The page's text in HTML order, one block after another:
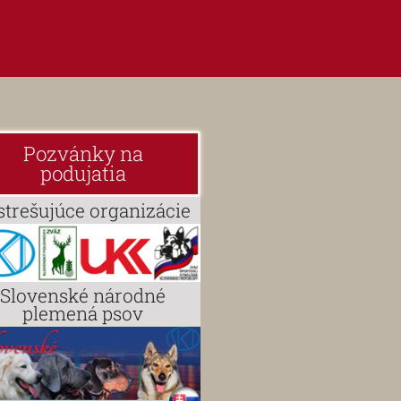
Pozvánky na
podujatia
organizácie
Slovenské národné
plemená psov